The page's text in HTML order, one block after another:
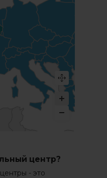
центр?
- это